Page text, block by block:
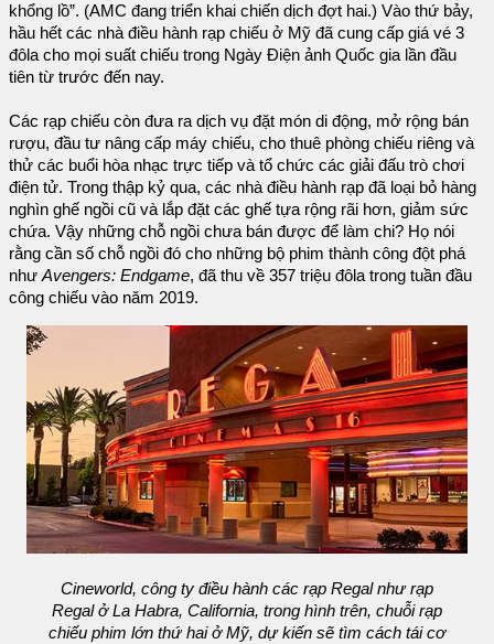
khổng lồ”. (AMC đang triển khai chiến dịch đợt hai.) Vào thứ bảy,
hầu hết các nhà điều hành rạp chiếu ở Mỹ đã cung cấp giá vé 3
đôla cho mọi suất chiếu trong Ngày Điện ảnh Quốc gia lần đầu
tiên từ trước đến nay.
Các rạp chiếu còn đưa ra dịch vụ đặt món di động, mở rộng bán
rượu, đầu tư nâng cấp máy chiếu, cho thuê phòng chiếu riêng và
thử các buổi hòa nhạc trực tiếp và tổ chức các giải đấu trò chơi
điện tử. Trong thập kỷ qua, các nhà điều hành rạp đã loại bỏ hàng
nghìn ghế ngồi cũ và lắp đặt các ghế tựa rộng rãi hơn, giảm sức
chứa. Vậy những chỗ ngồi chưa bán được để làm chi? Họ nói
rằng cần số chỗ ngồi đó cho những bộ phim thành công đột phá
nhưAvengers: Endgame, đã thu về 357 triệu đôla trong tuần đầu
công chiếu vào năm 2019.
Cineworld, công ty điều hành các rạp Regal như rạp
Regal ở La Habra, California, trong hình trên, chuỗi rạp
chiếu phim lớn thứ hai ở Mỹ, dự kiến ​​sẽ tìm cách tái cơ